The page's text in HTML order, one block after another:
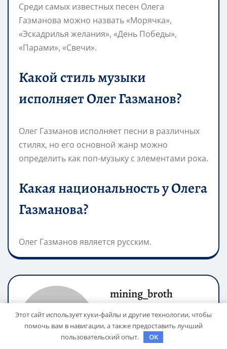
Среди самых известных песен Олега
Газманова можно назвать «Морячка»,
«Эскадрилья желания», «День Победы»,
«Парами», «Свечи».
Какой стиль музыки
исполняет Олег Газманов?
Олег Газманов исполняет песни в различных
стилях, но его основной жанр можно
определить как поп-музыку с элементами рока.
Какая национальность у Олега
Газманова?
Олег Газманов является русским.
mining_broth
Сайт:
https://michelegallery.ru
Этот сайт использует куки-файлы и другие технологии, чтобы
помочь вам в навигации, а также предоставить лучший
пользовательский опыт.
OK